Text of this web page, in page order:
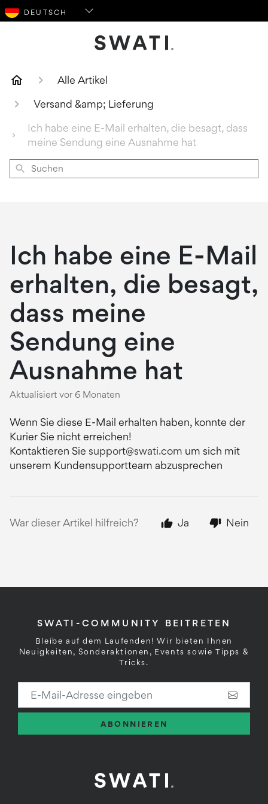
Alle Artikel
Versand &amp; Lieferung
Ich habe eine E-Mail erhalten, die besagt, dass
meine Sendung eine Ausnahme hat
Suchen
Ich habe eine E-Mail
erhalten, die besagt,
dass meine
Sendung eine
Ausnahme hat
Aktualisiert vor 6 Monaten
Wenn Sie diese E-Mail erhalten haben, konnte der
Kurier Sie nicht erreichen!
Kontaktieren Sie support@swati.com um sich mit
unserem Kundensupportteam abzusprechen
War dieser Artikel hilfreich? Ja Nein
SWATI-COMMUNITY BEITRETEN
Bleibe auf dem Laufenden! Wir bieten Ihnen
Neuigkeiten, Sonderaktionen, Events sowie Tipps &
Tricks.
ABONNIEREN